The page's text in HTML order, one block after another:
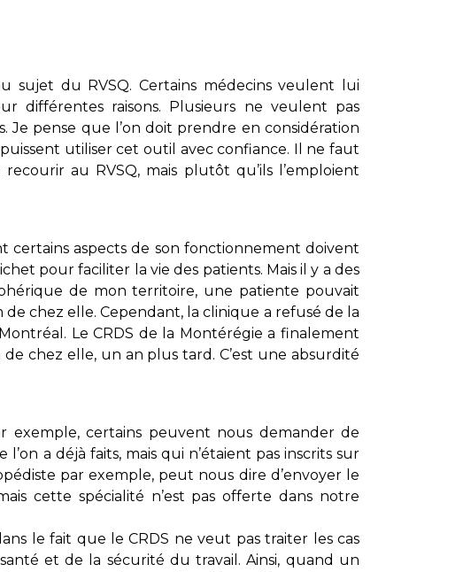
sujet du RVSQ. Certains médecins veulent lui
différentes raisons. Plusieurs ne veulent pas
Je pense que l’on doit prendre en considération
utiliser cet outil avec confiance. Il ne faut
au RVSQ, mais plutôt qu’ils l’emploient
certains aspects de son fonctionnement doivent
pour faciliter la vie des patients. Mais il y a des
de mon territoire, une patiente pouvait
chez elle. Cependant, la clinique a refusé de la
Le CRDS de la Montérégie a finalement
chez elle, un an plus tard. C’est une absurdité
exemple, certains peuvent nous demander de
a déjà faits, mais qui n’étaient pas inscrits sur
par exemple, peut nous dire d’envoyer le
cette spécialité n’est pas offerte dans notre
le fait que le CRDS ne veut pas traiter les cas
et de la sécurité du travail. Ainsi, quand un